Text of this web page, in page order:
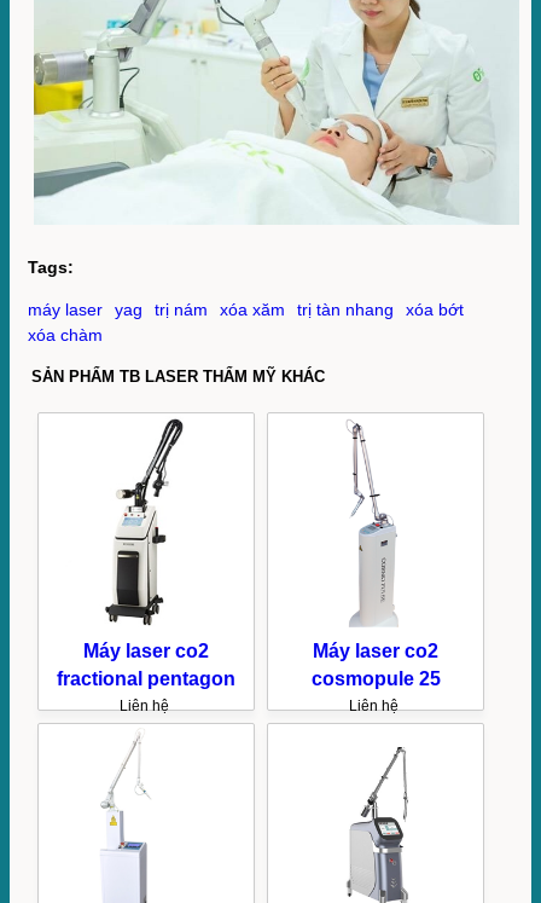
Tags:
máy laser yag trị nám xóa xăm trị tàn nhang
xóa bớt
xóa chàm
SẢN PHẨM TB LASER THẨM MỸ KHÁC
Máy laser co2
fractional pentagon
Liên hệ
Máy laser co2
cosmopule 25
Liên hệ